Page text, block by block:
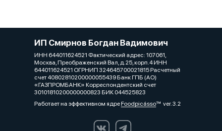
ИП Смирнов Богдан Вадимович
ИНН 644011624521 Фактический адрес: 107061,
Москва, Преображенский Вал, д.25, корп.4 ИНН
644011624521 ОГРНИП 324645700021815 Расчетный
счет 40802810200000055439 Банк ГПБ (АО)
«ГАЗПРОМБАНК» Корреспондентский счет
30101810200000000823 БИК 044525823
Работает на эффективном ядреFoodpicássover. 3.2